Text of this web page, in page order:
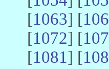
[1063] [
[1072] [
[1081] [